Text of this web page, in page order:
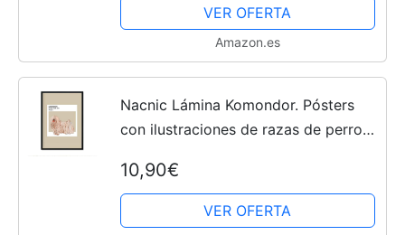
VER OFERTA
Amazon.es
Nacnic Lámina Komondor. Pósters
con ilustraciones de razas de perro
de interiores. Tamaño A4.
10,90€
VER OFERTA